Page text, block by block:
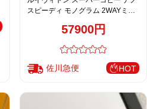
スピーディ モノグラム 2WAYミニ
57900円
佐川急便 HOT